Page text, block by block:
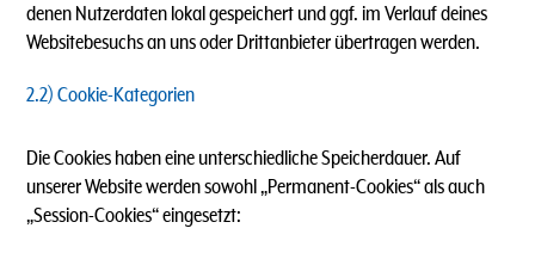
denen Nutzerdaten lokal gespeichert und ggf. im Verlauf deines
Websitebesuchs an uns oder Drittanbieter übertragen werden.
2.2) Cookie-Kategorien
Die Cookies haben eine unterschiedliche Speicherdauer. Auf
unserer Website werden sowohl „Permanent-Cookies“ als auch
„Session-Cookies“ eingesetzt: